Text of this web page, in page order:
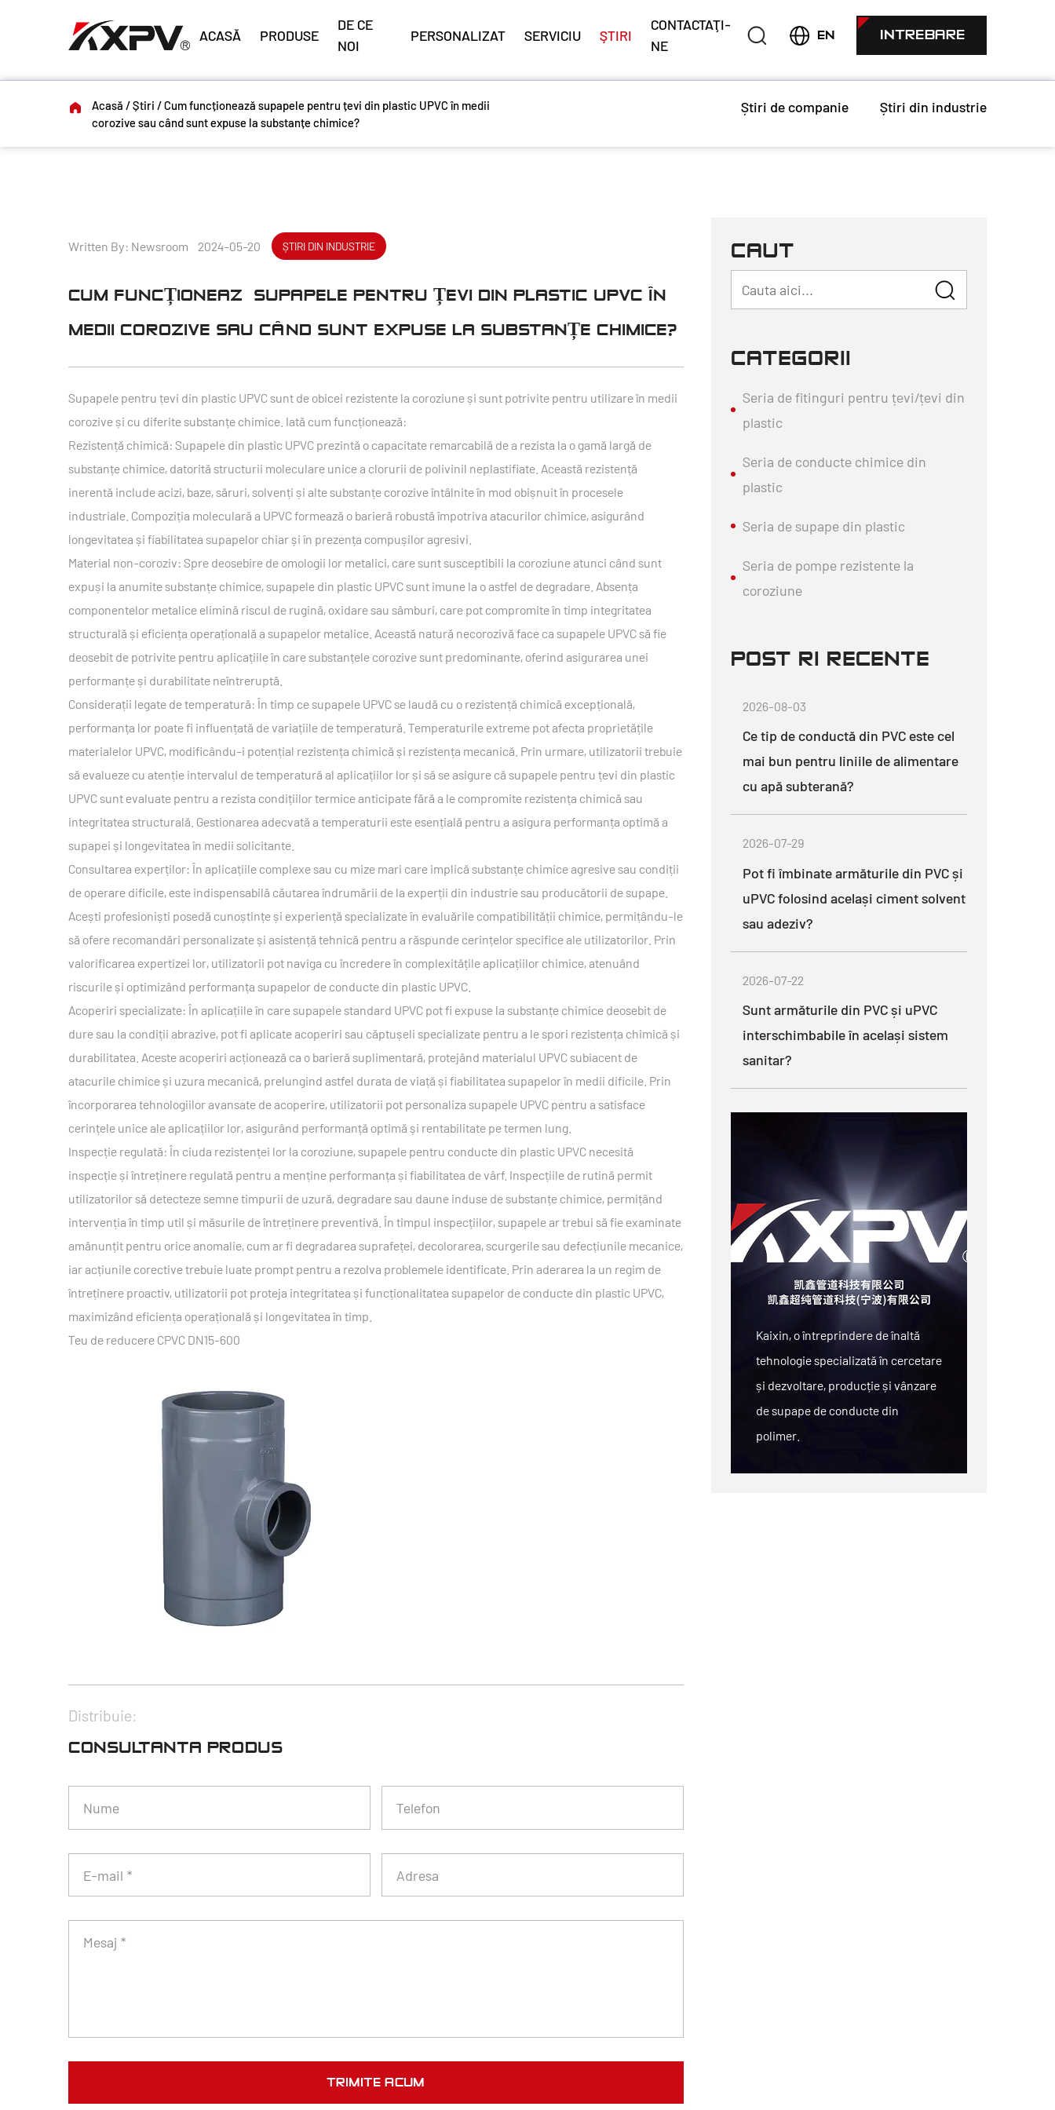
ACASĂ PRODUSE
DE CE
NOI
PERSONALIZAT SERVICIU ŞTIRI
CONTACTAŢI-
NE
EN INTREBARE
Acasă /Știri /Cum funcționează supapele pentru țevi din plastic UPVC în medii
corozive sau când sunt expuse la substanțe chimice?
Știri de companie Știri din industrie
Written By: Newsroom 2024-05-20 ȘTIRI DIN INDUSTRIE
CUM FUNCȚIONEAZĂ SUPAPELE PENTRU ȚEVI DIN PLASTIC UPVC ÎN
MEDII COROZIVE SAU CÂND SUNT EXPUSE LA SUBSTANȚE CHIMICE?
Supapele pentru țevi din plastic UPVC sunt de obicei rezistente la coroziune și sunt potrivite pentru utilizare în medii
corozive și cu diferite substanțe chimice. Iată cum funcționează:
Rezistență chimică: Supapele din plastic UPVC prezintă o capacitate remarcabilă de a rezista la o gamă largă de
substanțe chimice, datorită structurii moleculare unice a clorurii de polivinil neplastifiate. Această rezistență
inerentă include acizi, baze, săruri, solvenți și alte substanțe corozive întâlnite în mod obișnuit în procesele
industriale. Compoziția moleculară a UPVC formează o barieră robustă împotriva atacurilor chimice, asigurând
longevitatea și fiabilitatea supapelor chiar și în prezența compușilor agresivi.
Material non-coroziv: Spre deosebire de omologii lor metalici, care sunt susceptibili la coroziune atunci când sunt
expuși la anumite substanțe chimice, supapele din plastic UPVC sunt imune la o astfel de degradare. Absența
componentelor metalice elimină riscul de rugină, oxidare sau sâmburi, care pot compromite în timp integritatea
structurală și eficiența operațională a supapelor metalice. Această natură necorozivă face ca supapele UPVC să fie
deosebit de potrivite pentru aplicațiile în care substanțele corozive sunt predominante, oferind asigurarea unei
performanțe și durabilitate neîntreruptă.
Considerații legate de temperatură: În timp ce supapele UPVC se laudă cu o rezistență chimică excepțională,
performanța lor poate fi influențată de variațiile de temperatură. Temperaturile extreme pot afecta proprietățile
materialelor UPVC, modificându-i potențial rezistența chimică și rezistența mecanică. Prin urmare, utilizatorii trebuie
să evalueze cu atenție intervalul de temperatură al aplicațiilor lor și să se asigure că supapele pentru țevi din plastic
UPVC sunt evaluate pentru a rezista condițiilor termice anticipate fără a le compromite rezistența chimică sau
integritatea structurală. Gestionarea adecvată a temperaturii este esențială pentru a asigura performanța optimă a
supapei și longevitatea în medii solicitante.
Consultarea experților: În aplicațiile complexe sau cu mize mari care implică substanțe chimice agresive sau condiții
de operare dificile, este indispensabilă căutarea îndrumării de la experții din industrie sau producătorii de supape.
Acești profesioniști posedă cunoștințe și experiență specializate în evaluările compatibilității chimice, permițându-le
să ofere recomandări personalizate și asistență tehnică pentru a răspunde cerințelor specifice ale utilizatorilor. Prin
valorificarea expertizei lor, utilizatorii pot naviga cu încredere în complexitățile aplicațiilor chimice, atenuând
riscurile și optimizând performanța supapelor de conducte din plastic UPVC.
Acoperiri specializate: În aplicațiile în care supapele standard UPVC pot fi expuse la substanțe chimice deosebit de
dure sau la condiții abrazive, pot fi aplicate acoperiri sau căptușeli specializate pentru a le spori rezistența chimică și
durabilitatea. Aceste acoperiri acționează ca o barieră suplimentară, protejând materialul UPVC subiacent de
atacurile chimice și uzura mecanică, prelungind astfel durata de viață și fiabilitatea supapelor în medii dificile. Prin
încorporarea tehnologiilor avansate de acoperire, utilizatorii pot personaliza supapele UPVC pentru a satisface
cerințele unice ale aplicațiilor lor, asigurând performanță optimă și rentabilitate pe termen lung.
Inspecție regulată: În ciuda rezistenței lor la coroziune, supapele pentru conducte din plastic UPVC necesită
inspecție și întreținere regulată pentru a menține performanța și fiabilitatea de vârf. Inspecțiile de rutină permit
utilizatorilor să detecteze semne timpurii de uzură, degradare sau daune induse de substanțe chimice, permițând
intervenția în timp util și măsurile de întreținere preventivă. În timpul inspecțiilor, supapele ar trebui să fie examinate
amănunțit pentru orice anomalie, cum ar fi degradarea suprafeței, decolorarea, scurgerile sau defecțiunile mecanice,
iar acțiunile corective trebuie luate prompt pentru a rezolva problemele identificate. Prin aderarea la un regim de
întreținere proactiv, utilizatorii pot proteja integritatea și funcționalitatea supapelor de conducte din plastic UPVC,
maximizând eficiența operațională și longevitatea în timp.
Teu de reducere CPVC DN15-600
Distribuie:
CONSULTANTA PRODUS
CAUTĂ
CATEGORII
Seria de fitinguri pentru țevi/țevi din
plastic
Seria de conducte chimice din
plastic
Seria de supape din plastic
Seria de pompe rezistente la
coroziune
POSTĂRI RECENTE
2026-08-03
Ce tip de conductă din PVC este cel
mai bun pentru liniile de alimentare
cu apă subterană?
2026-07-29
Pot fi îmbinate armăturile din PVC și
uPVC folosind același ciment solvent
sau adeziv?
2026-07-22
Sunt armăturile din PVC și uPVC
interschimbabile în același sistem
sanitar?
Kaixin, o întreprindere de înaltă
tehnologie specializată în cercetare
și dezvoltare, producție și vânzare
de supape de conducte din
polimer.